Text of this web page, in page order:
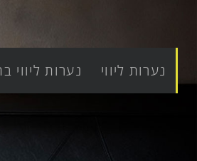
נערות ליווי נערות ליווי